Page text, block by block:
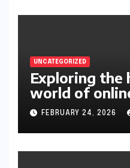
UNCATEGORIZED
Exploring the
world of
gambler’s
FEBRUARY 24, 2026